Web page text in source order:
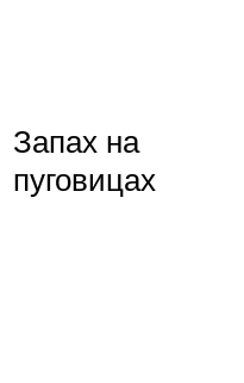
Запах на
пуговицах